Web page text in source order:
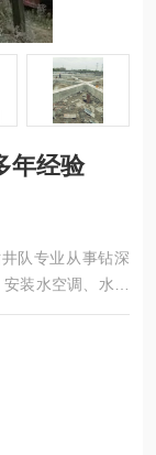
年经验
队专业从事钻深
装水空调、水空
深井降水、管井